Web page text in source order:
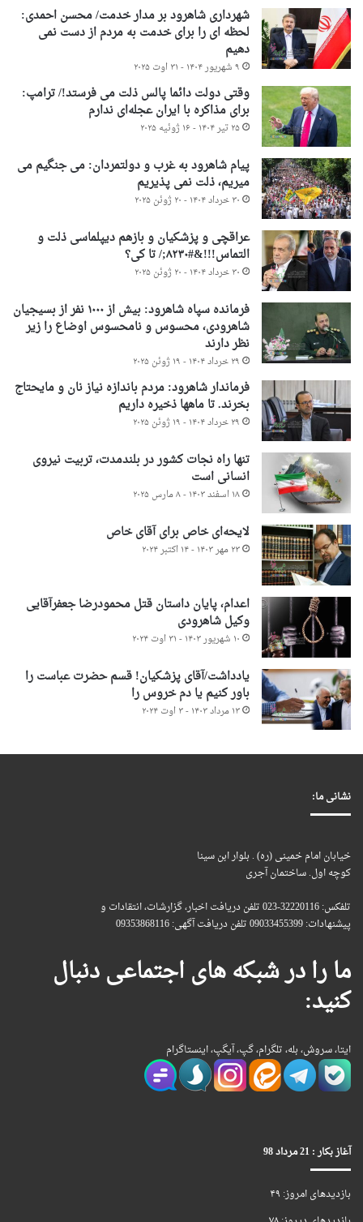
شهرداری شاهرود بر مدار خدمت/ محسن احمدی:
لحظه ای را برای خدمت به مردم از دست نمی
دهیم
۹ شهریور ۱۴۰۴ - ۳۱ اوت ۲۰۲۵
وقتی دولت دائما پالس ذلت می فرستد!/ ترامپ:
برای مذاکره با ایران عجله‌ای ندارم
۲۵ تیر ۱۴۰۴ - ۱۶ ژوئیه ۲۰۲۵
پیام شاهرود به غرب و دولتمردان: می جنگیم می
میریم، ذلت نمی پذیریم
۳۰ خرداد ۱۴۰۴ - ۲۰ ژوئن ۲۰۲۵
عراقچی و پزشکیان و بازهم دیپلماسی ذلت و
التماس!!!&#۸۲۳۰;/ تا کی؟
۳۰ خرداد ۱۴۰۴ - ۲۰ ژوئن ۲۰۲۵
فرمانده سپاه شاهرود: بیش از ۱۰۰۰ نفر از بسیجیان
شاهرودی، محسوس و نامحسوس اوضاع را زیر
نظر دارند
۲۹ خرداد ۱۴۰۴ - ۱۹ ژوئن ۲۰۲۵
فرماندار شاهرود: مردم باندازه نیاز نان و مایحتاج
بخرند. تا ماهها ذخیره داریم
۲۹ خرداد ۱۴۰۴ - ۱۹ ژوئن ۲۰۲۵
تنها راه نجات کشور در بلندمدت، تربیت نیروی
انسانی است
۱۸ اسفند ۱۴۰۳ - ۸ مارس ۲۰۲۵
لایحه‌ای خاص برای آقای خاص
۲۳ مهر ۱۴۰۳ - ۱۴ اکتبر ۲۰۲۴
اعدام، پایان داستان قتل محمودرضا جعفرآقایی
وکیل شاهرودی
۱۰ شهریور ۱۴۰۳ - ۳۱ اوت ۲۰۲۴
یادداشت/آقای پزشکیان! قسم حضرت عباست را
باور کنیم یا دم خروس را
۱۳ مرداد ۱۴۰۳ - ۳ اوت ۲۰۲۴
نشانی ما:
خیابان امام خمینی (ره) . بلوار ابن سینا
کوچه اول. ساختمان آجری
تلفکس: 32220116-023 تلفن دریافت اخبار، گزارشات، انتقادات و
پیشنهادات: 09033455399 تلفن دریافت آگهی: 09353868116
ما را در شبکه های اجتماعی دنبال
کنید:
ایتا، سروش، بله، تلگرام، گپ، آیگپ، اینستاگرام
آغاز بکار : 21 مرداد 98
بازدیدهای امروز: ۴۹